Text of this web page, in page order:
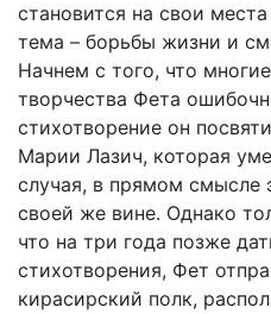
становится на свои
тема – борьбы жизни и
Начнем с того, что
творчества Фета
стихотворение он
Марии Лазич, которая
случая, в прямом смысле
своей же вине. Однако
что на три года позже
стихотворения, Фет
кирасирский полк,